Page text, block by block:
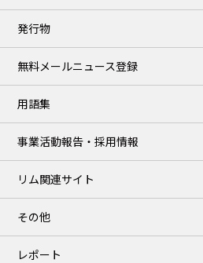
発行物
無料メールニュース登録
用語集
事業活動報告・採用情報
リム関連サイト
その他
レポート